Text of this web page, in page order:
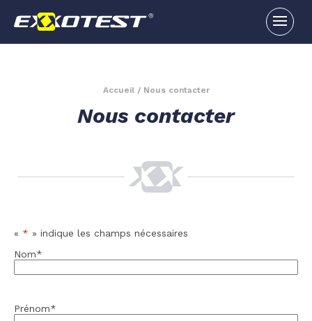
Accueil/ Nous contacter
Nous contacter
« * » indique les champs nécessaires
Nom*
Prénom*